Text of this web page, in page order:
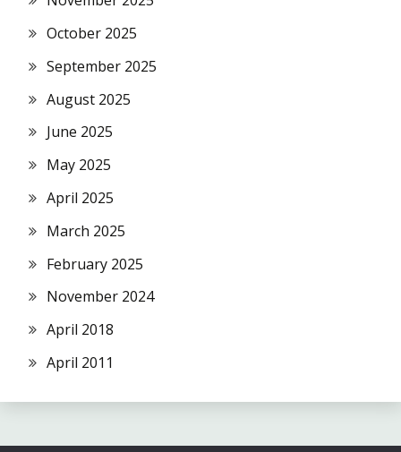
October 2025
September 2025
August 2025
June 2025
May 2025
April 2025
March 2025
February 2025
November 2024
April 2018
April 2011